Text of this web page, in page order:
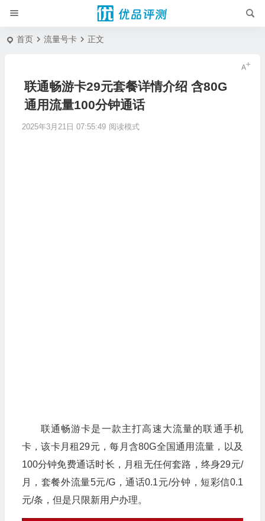
首页 流量号卡 正文
联通畅游卡29元套餐详情介绍 含80G
通用流量100分钟通话
2025年3月21日 07:55:49 阅读模式
联通畅游卡是一款主打高速大流量的联通手机
卡，该卡月租29元，每月含80G全国通用流量，以及
100分钟免费通话时长，月租无任何套路，终身29元/
月，套餐外流量5元/G，通话0.1元/分钟，短彩信0.1
元/条，但是只限新用户办理。